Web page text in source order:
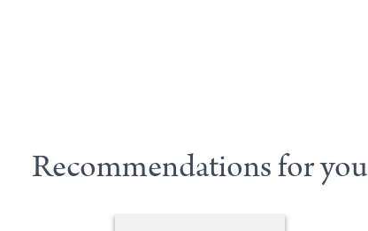
Recommendations for you